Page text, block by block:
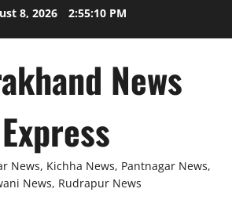
8, 2026 2:55:10 PM
News
Express
News, Kichha News, Pantnagar News,
News, Rudrapur News